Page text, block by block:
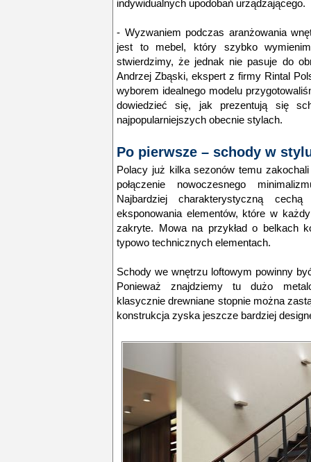
indywidualnych upodobań urządzającego.
- Wyzwaniem podczas aranżowania
jest to mebel, który szybko
stwierdzimy, że jednak nie pasuje do
Andrzej Zbąski, ekspert z firmy Rintal
wyborem idealnego modelu
dowiedzieć się, jak prezentują się
najpopularniejszych obecnie stylach.
Po pierwsze – schody w
Polacy już kilka sezonów temu
połączenie nowoczesnego
Najbardziej charakterystyczną
eksponowania elementów, które w
zakryte. Mowa na przykład o belkach
typowo technicznych elementach.
Schody we wnętrzu loftowym powinny
Ponieważ znajdziemy tu dużo
klasycznie drewniane stopnie można
konstrukcja zyska jeszcze bardziej